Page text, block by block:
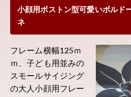
小顔用ボストン型可愛いボルド
ネ
フレーム横幅125ｍ
ｍ、子ども用並みの
スモールサイジング
の大人小顔用フレー